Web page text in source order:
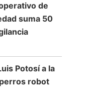
de
suma 50
Potosí a la
robot